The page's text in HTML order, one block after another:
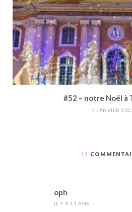
#52 – notre Noël à
7 JANVIER
11
oph
IL Y A 11 ANS